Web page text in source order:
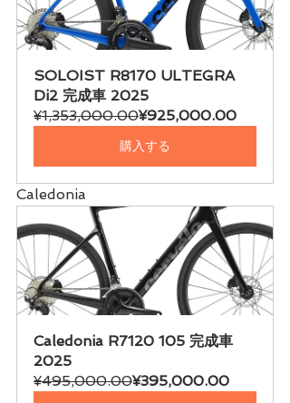
SOLOIST R8170 ULTEGRA
Di2 完成車 2025
¥1,353,000.00¥925,000.00
購入する
Caledonia
Caledonia R7120 105 完成車
2025
¥495,000.00¥395,000.00